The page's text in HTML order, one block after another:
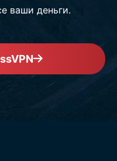
ваши деньги.